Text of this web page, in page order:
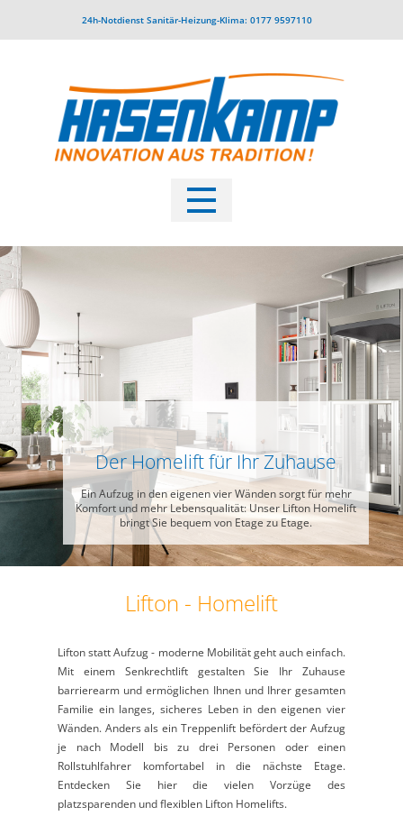
24h-Notdienst Sanitär-Heizung-Klima: 0177 9597110
Der Homelift für Ihr Zuhause
Ein Aufzug in den eigenen vier Wänden sorgt für mehr
Komfort und mehr Lebensqualität: Unser Lifton Homelift
bringt Sie bequem von Etage zu Etage.
Lifton - Homelift
Lifton statt Aufzug - moderne Mobilität geht auch einfach.
Mit einem Senkrechtlift gestalten Sie Ihr Zuhause
barrierearm und ermöglichen Ihnen und Ihrer gesamten
Familie ein langes, sicheres Leben in den eigenen vier
Wänden. Anders als ein Treppenlift befördert der Aufzug
je nach Modell bis zu drei Personen oder einen
Rollstuhlfahrer komfortabel in die nächste Etage.
Entdecken Sie hier die vielen Vorzüge des
platzsparenden und flexiblen Lifton Homelifts.